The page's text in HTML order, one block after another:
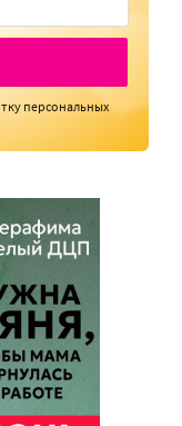
персональных